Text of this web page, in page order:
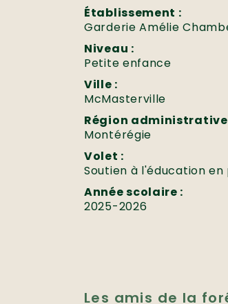
Établissement :
Garderie Amélie
Niveau :
Petite enfance
Ville :
McMasterville
Région
Montérégie
Volet :
Soutien à l'éducation en
Année scolaire :
2025-2026
Les amis de la